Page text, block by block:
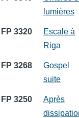
lumières
FP 3320
Escale à
Riga
FP 3268
Gospel
suite
FP 3250
Après